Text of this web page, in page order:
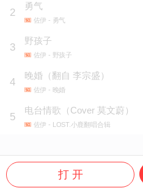
2
勇气
佐伊 - 勇气
3
野孩子
佐伊 - 野孩子
4
晚婚（翻自 李宗盛）
佐伊 - 晚婚
5
电台情歌（Cover 莫文蔚）
佐伊 - LOST.小鹿翻唱合辑
打 开